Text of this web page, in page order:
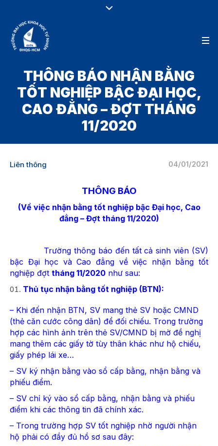
THÔNG BÁO NHẬN BẰNG
TỐT NGHIỆP BẬC ĐẠI HỌC,
CAO ĐẲNG – ĐỢT THÁNG
11/2020
04/01/2021
Liên thông
THÔNG BÁO
(Về việc nhận bằng tốt nghiệp bậc Đại học, Cao
đẳng – Đợt tháng 11/2020)
Trường thông báo đến tất cả sinh viên (SV)
bậc Đại học và Cao đẳng về việc nhận bằng tốt
nghiệp đợt tháng 11/2020 như sau:
Thủ tục nhận bằng tốt nghiệp (BTN):
– Khi đến nhận BTN, SV mang thẻ SV hoặc CMND
(thẻ căn cước công dân) để đối chiếu. Trong trường
hợp các hình ảnh trên thẻ SV/CMND bị mờ đề nghị
mang thêm các giấy tờ tùy thân khác như hộ chiếu,
giấy phép lái xe…
– SV ký nhận bằng vào sổ cấp bằng, nhận bằng và
phiếu điểm.
– SV chỉ ký vào sổ cấp bằng, nhận bằng và phiếu
điểm khi các thông tin đã chính xác.
– Trong trường hợp SV tốt nghiệp nhờ người nhận
hộ phải có đầy đủ hồ sơ sau đây: